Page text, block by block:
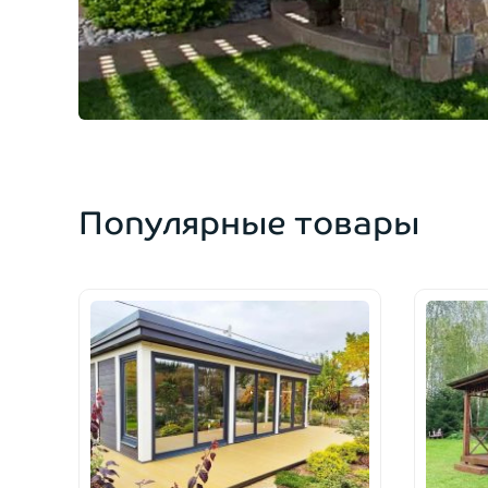
Популярные товары